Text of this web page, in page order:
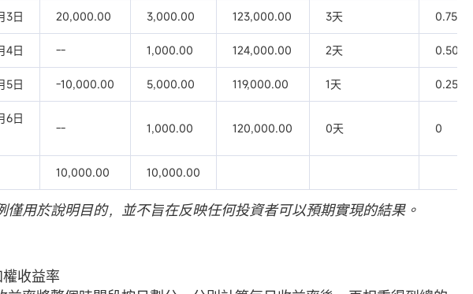
3日 20,000.00 3,000.00 123,000.00 3天 0.75
4日 -- 1,000.00 124,000.00 2天 0.50
5日 -10,000.00 5,000.00 119,000.00 1天 0.25
6日
-- 1,000.00 120,000.00 0天 0
10,000.00 10,000.00
僅用於說明目的，並不旨在反映任何投資者可以預期實現的結果。
收益率